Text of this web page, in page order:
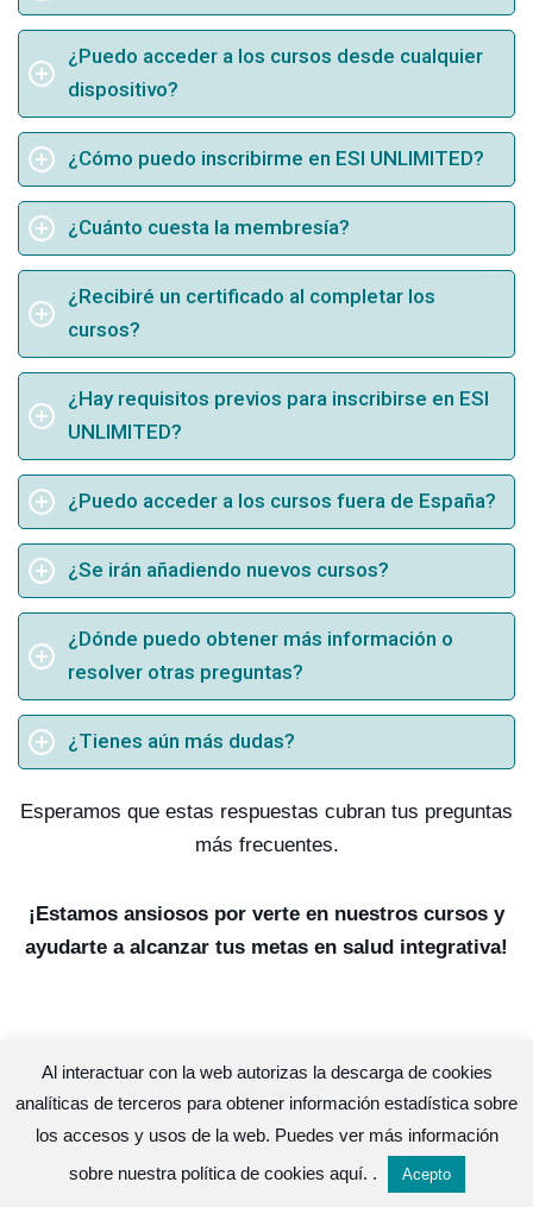
¿Puedo acceder a los cursos desde cualquier
dispositivo?
¿Cómo puedo inscribirme en ESI UNLIMITED?
¿Cuánto cuesta la membresía?
¿Recibiré un certificado al completar los
cursos?
¿Hay requisitos previos para inscribirse en ESI
UNLIMITED?
¿Puedo acceder a los cursos fuera de España?
¿Se irán añadiendo nuevos cursos?
¿Dónde puedo obtener más información o
resolver otras preguntas?
¿Tienes aún más dudas?
Esperamos que estas respuestas cubran tus preguntas
más frecuentes.
¡Estamos ansiosos por verte en nuestros cursos y
ayudarte a alcanzar tus metas en salud integrativa!
Lo que dicen nuestros alumnos
Al interactuar con la web autorizas la descarga de cookies
analíticas de terceros para obtener información estadística sobre
los accesos y usos de la web. Puedes ver más información
sobre nuestra política de cookies aquí. . Acepto